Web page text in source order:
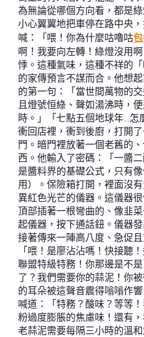
為無論從哪個方向看，都是
小心翼翼地把車停在路中央
喊：「喂！你為什麼咕嚕咕
啊！我要向左轉！綠燈沒用
悸。這種氣味，這種不祥的
的家傳預言不謀而合。他想
的第一句：「當世間萬物的
且燈號恒綠、聲如湯沸時，
時。」「七點五個地球年…怎
衝回店裡，衝到後廚，打開
門。暗門裡放著一個老舊的
西。他輸入了密碼：「一醬
是醬料界的基礎公式，只有
用）。保險箱打開，裡面沒
異紅色光芒的儀器。這儀器
頂部插著一根彎曲的、像韭
起儀器，按下通話鈕。儀器
接著傳來一陣高八度、急促
「喂！是廖沾沾嗎！快接聽
聯盟特級特務！你那邊是不
了？我們需要你的蒜泥！你
的耳朵被這聲音震得嗡嗡作
喊道：「特務？酸味？等等
粉過度膨脹的焦慮味！還有
老蒜泥需要每隔三小時的溫